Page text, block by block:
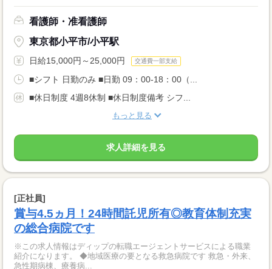
看護師・准看護師
東京都小平市/小平駅
日給15,000円～25,000円 交通費一部支給
■シフト 日勤のみ ■日勤 09：00-18：00（...
■休日制度 4週8休制 ■休日制度備考 シフ...
もっと見る
求人詳細を見る
[正社員]
賞与4.5ヵ月！24時間託児所有◎教育体制充実
の総合病院です
※この求人情報はディップの転職エージェントサービスによる職業
紹介になります。 ◆地域医療の要となる救急病院です 救急・外来、
急性期病棟、療養病...